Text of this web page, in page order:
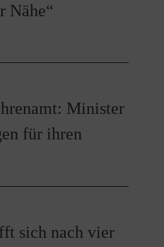
Nähe“
Minister
für ihren
sich nach vier